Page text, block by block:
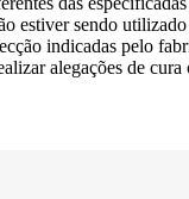
estiver sendo
indicadas pelo
alegações de